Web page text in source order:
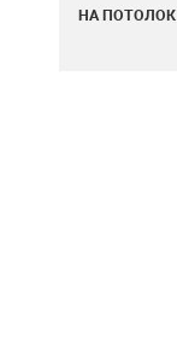
НА ПОТОЛОК